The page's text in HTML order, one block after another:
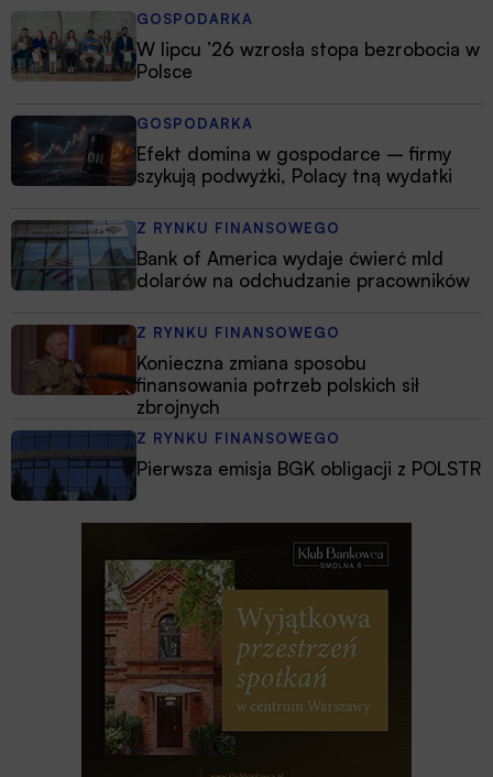
GOSPODARKA
W lipcu ’26 wzrosła stopa bezrobocia w
Polsce
GOSPODARKA
Efekt domina w gospodarce – firmy
szykują podwyżki, Polacy tną wydatki
Z RYNKU FINANSOWEGO
Bank of America wydaje ćwierć mld
dolarów na odchudzanie pracowników
Z RYNKU FINANSOWEGO
Konieczna zmiana sposobu
finansowania potrzeb polskich sił
zbrojnych
Z RYNKU FINANSOWEGO
Pierwsza emisja BGK obligacji z POLSTR